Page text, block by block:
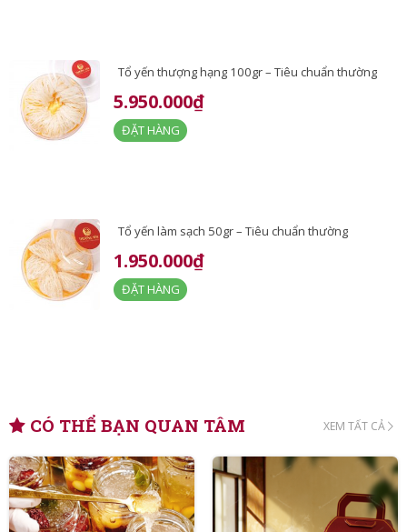
Tổ yến thượng hạng 100gr – Tiêu chuẩn thường
5.950.000₫
ĐẶT HÀNG
Tổ yến làm sạch 50gr – Tiêu chuẩn thường
1.950.000₫
ĐẶT HÀNG
CÓ THỂ BẠN QUAN TÂM XEM TẤT CẢ